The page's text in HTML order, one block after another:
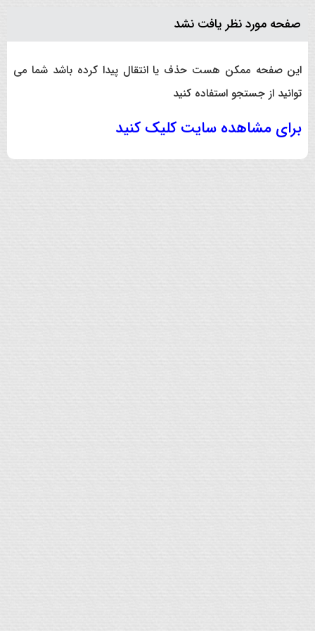
صفحه مورد نظر یافت نشد
این صفحه ممکن هست حذف یا انتقال پیدا کرده باشد شما می
توانید از جستجو استفاده کنید
برای مشاهده سایت کلیک کنید